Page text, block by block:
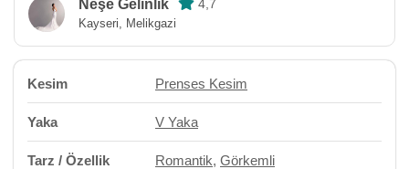
Neşe Gelinlik 4,7
Kayseri, Melikgazi
Kesim Prenses Kesim
Yaka V Yaka
Tarz / Özellik Romantik, Görkemli